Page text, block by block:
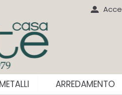
METALLI ARREDAMENTO